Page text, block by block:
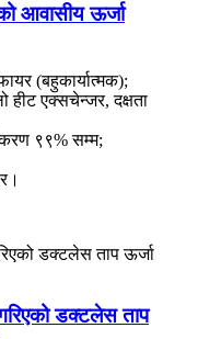
आवासीय ऊर्जा
(बहुकार्यात्मक);
हीट एक्सचेन्जर, दक्षता
९९% सम्म;
डक्टलेस ताप